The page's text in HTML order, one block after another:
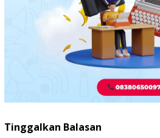
Tinggalkan Balasan